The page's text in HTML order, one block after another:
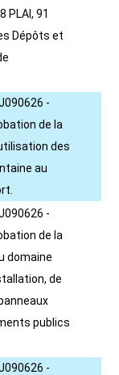
PLAI, 91
Dépôts et
-
de la
des
au
-
de la
domaine
de
publics
-